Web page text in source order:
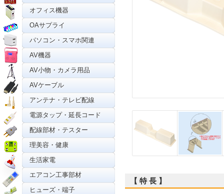
オフィス機器
OAサプライ
パソコン・スマホ関連
AV機器
AV小物・カメラ用品
AVケーブル
アンテナ・テレビ配線
電源タップ・延長コード
配線部材・テスター
理美容・健康
生活家電
エアコン工事部材
ヒューズ・端子
【 特 長 】